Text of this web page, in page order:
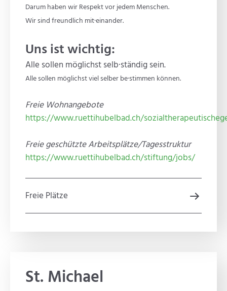
Darum haben wir Respekt vor jedem Menschen.
Wir sind freundlich mit·einander.
Uns ist wichtig:
Alle sollen möglichst selb·ständig sein.
Alle sollen möglichst viel selber be·stimmen können.
Freie Wohnangebote
https://www.ruettihubelbad.ch/
Freie geschützte Arbeitsplätze/Tagesstruktur
https://www.ruettihubelbad.ch/stiftung/jobs/
Freie Plätze
St. Michael